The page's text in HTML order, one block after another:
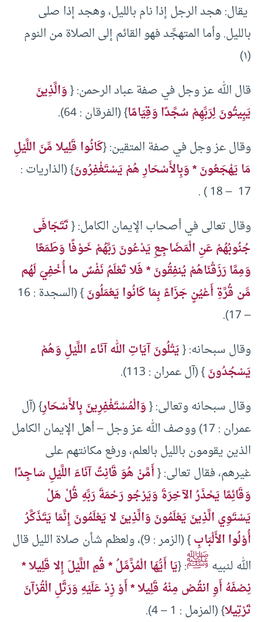
يقال: هجد الرجل إذا نام بالليل، وهجد إذا صلى
بالليل. وأما المتهجِّد فهو القائم إلى الصلاة من النوم
(١)
قال الله عز وجل في صفة عباد الرحمن: {وَالَّذِينَ
يَبِيتُونَ لِرَبِّهِمْ سُجَّدًا وَقِيَامًا} (الفرقان : 64).
وقال عز وجل في صفة المتقين: {كَانُوا قَلِيلا مِّنَ اللَّيْلِ
مَا يَهْجَعُونَ * وَبِالأَسْحَارِ هُمْ يَسْتَغْفِرُونَ} (الذاريات :
17 – 18 ) .
وقال تعالى في أصحاب الإيمان الكامل: {تَتَجَافَى
جُنُوبُهُمْ عَنِ الْمَضَاجِعِ يَدْعُونَ رَبَّهُمْ خَوْفًا وَطَمَعًا
وَمِمَّا رَزَقْنَاهُمْ يُنفِقُونَ * فَلا تَعْلَمُ نَفْسٌ ما أُخْفِيَ لَهُم
مِّن قُرَّةِ أَعْيُنٍ جَزَاءً بِمَا كَانُوا يَعْمَلُونَ
} (السجدة : 16
– 17).
وقال سبحانه: {يَتْلُونَ آيَاتِ الله آنَاء اللَّيْلِ وَهُمْ
يَسْجُدُونَ} (آل عمران : 113).
وقال سبحانه وتعالى: {وَالْمُسْتَغْفِرِينَ بِالأَسْحَارِ} (آل
عمران : 17) ووصف الله عز وجل – أهل الإيمان الكامل
الذين يقومون بالليل بالعلم، ورفع مكانتهم على
غيرهم، فقال تعالى: {أَمَّنْ هُوَ قَانِتٌ آنَاءَ اللَّيْلِ سَاجِدًا
وَقَائِمًا يَحْذَرُ الآخِرَةَ وَيَرْجُو رَحْمَةَ رَبِّهِ قُلْ هَلْ
يَسْتَوِي الَّذِينَ يَعْلَمُونَ وَالَّذِينَ لا يَعْلَمُونَ إِنَّمَا يَتَذَكَّرُ
أُوْلُوا الأَلْبَابِ
} (الزمر : 9)، ولعظم شأن صلاة الليل قال
الله لنبيهﷺ: {يَا أَيُّهَا الْمُزَّمِّلُ * قُمِ اللَّيْلَ إِلا قَلِيلا *
نِصْفَهُ أَوِ انقُصْ مِنْهُ قَلِيلا * أَوْ زِدْ عَلَيْهِ وَرَتِّلِ الْقُرْآنَ
تَرْتِيلا} (المزمل : 1 – 4).